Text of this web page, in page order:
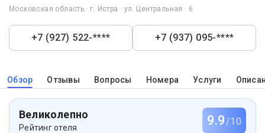
Московская область · г. Истра · ул. Центральная · 6
+7 (927) 522-**** +7 (937) 095-****
Обзор Отзывы Вопросы Номера Услуги
Великолепно
Рейтинг отеля 9.9/10